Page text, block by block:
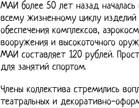
МАИ более 50 лет назад началась
всему жизненному циклу
обеспечения комплексов,
вооружения и высокоточного
МАИ составляет 120 рублей.
для занятий спортом.
Члены коллектива стремились
театральных и декоративно-